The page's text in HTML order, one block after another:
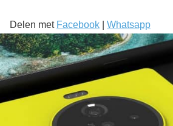
Delen met Facebook Whatsapp